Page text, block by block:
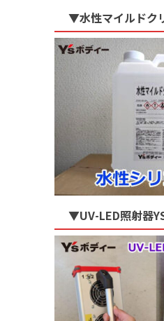
▼水性マイルドク
▼UV-LED照射器